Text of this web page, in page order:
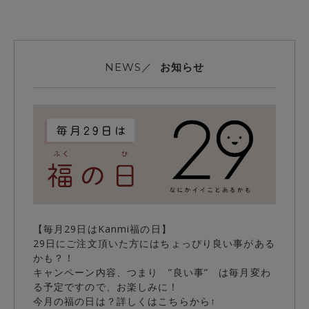
NEWS／ お知らせ
【毎月29日はKanmi福の日】
29日にご注文頂いた方にはちょっぴり良い事がある
かも？！
キャンペーン内容、つまり ”良い事” は毎月変わ
る予定ですので、お楽しみに！
今月の福の日は？詳しくはこちらから↑